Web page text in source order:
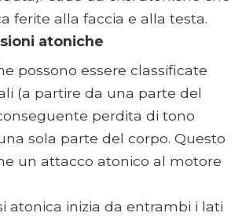
ferite alla faccia e alla testa.
atoniche
possono essere classificate
(a partire da una parte del
perdita di tono
sola parte del corpo. Questo
un attacco atonico al motore
atonica inizia da entrambi i lati